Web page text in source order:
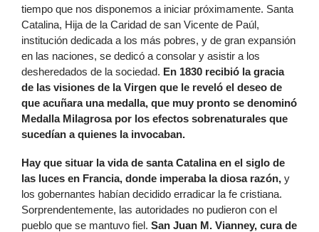
tiempo que nos disponemos a iniciar próximamente. Santa
Catalina, Hija de la Caridad de san Vicente de Paúl,
institución dedicada a los más pobres, y de gran expansión
en las naciones, se dedicó a consolar y asistir a los
desheredados de la sociedad. En 1830 recibió la gracia
de las visiones de la Virgen que le reveló el deseo de
que acuñara una medalla, que muy pronto se denominó
Medalla Milagrosa por los efectos sobrenaturales que
sucedían a quienes la invocaban.
Hay que situar la vida de santa Catalina en el siglo de
las luces en Francia, donde imperaba la diosa razón, y
los gobernantes habían decidido erradicar la fe cristiana.
Sorprendentemente, las autoridades no pudieron con el
pueblo que se mantuvo fiel. San Juan M. Vianney, cura de